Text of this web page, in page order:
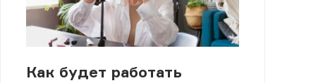
Как будет работать